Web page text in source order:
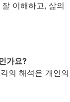
이해하고, 삶의
가요?
의 해석은 개인의